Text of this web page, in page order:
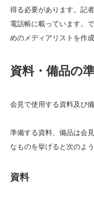
得る必要があります。記
電話帳に載っています。
めのメディアリストを作
資料・備品の
会見で使用する資料及び
準備する資料、備品は会
なものを挙げると次のよ
資料